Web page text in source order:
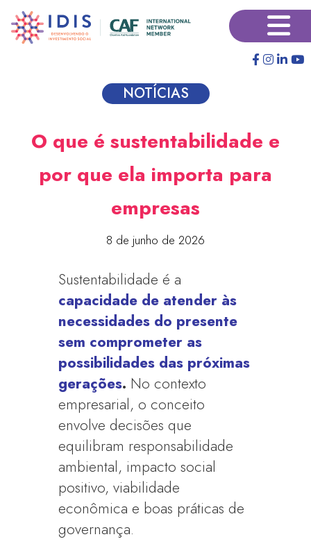
para
×
NOTÍCIAS
O que é sustentabilidade e
por que ela importa para
empresas
8 de junho de 2026
Sustentabilidade é a
capacidade de atender às
necessidades do presente
sem comprometer as
possibilidades das próximas
gerações. No contexto
empresarial, o conceito
envolve decisões que
equilibram responsabilidade
ambiental, impacto social
positivo, viabilidade
econômica e boas práticas de
governança.